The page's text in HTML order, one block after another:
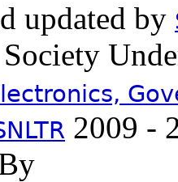
updated by
2009 -